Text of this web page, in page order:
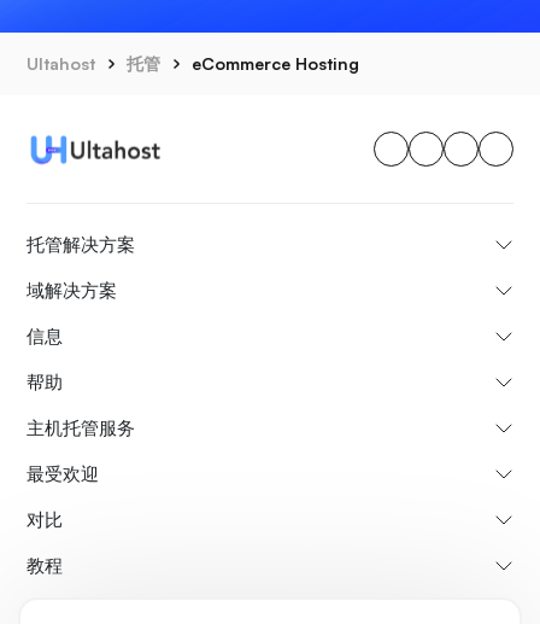
Ultahost 托管 eCommerce Hosting
托管解决方案
域解决方案
信息
帮助
主机托管服务
最受欢迎
对比
教程